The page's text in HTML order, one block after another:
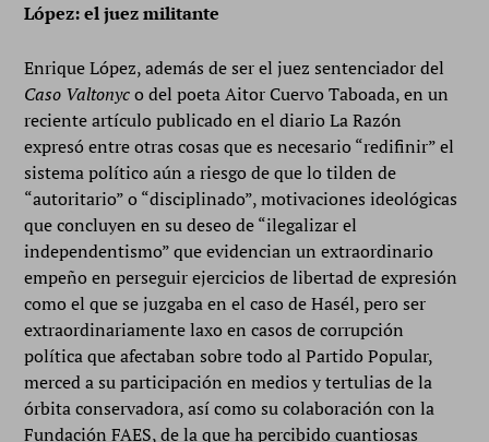
López: el juez militante
Enrique López, además de ser el juez sentenciador del
Caso Valtonyco del poeta Aitor Cuervo Taboada, en un
reciente artículo publicado en el diario La Razón
expresó entre otras cosas que es necesario “redifinir” el
sistema político aún a riesgo de que lo tilden de
“autoritario” o “disciplinado”, motivaciones ideológicas
que concluyen en su deseo de “ilegalizar el
independentismo” que evidencian un extraordinario
empeño en perseguir ejercicios de libertad de expresión
como el que se juzgaba en el caso de Hasél, pero ser
extraordinariamente laxo en casos de corrupción
política que afectaban sobre todo al Partido Popular,
merced a su participación en medios y tertulias de la
órbita conservadora, así como su colaboración con la
Fundación FAES, de la que ha percibido cuantiosas